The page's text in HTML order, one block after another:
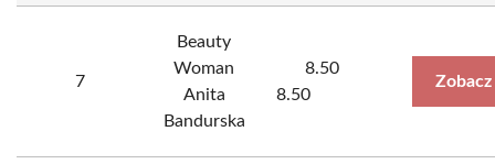
7
Beauty
Woman
Anita
Bandurska
8.50
8.50